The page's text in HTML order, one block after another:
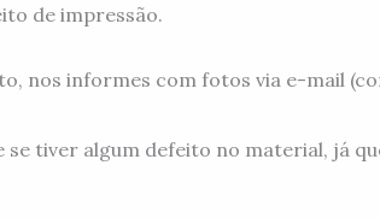
de impressão.
nos informes com fotos via e-mail
se tiver algum defeito no material, já